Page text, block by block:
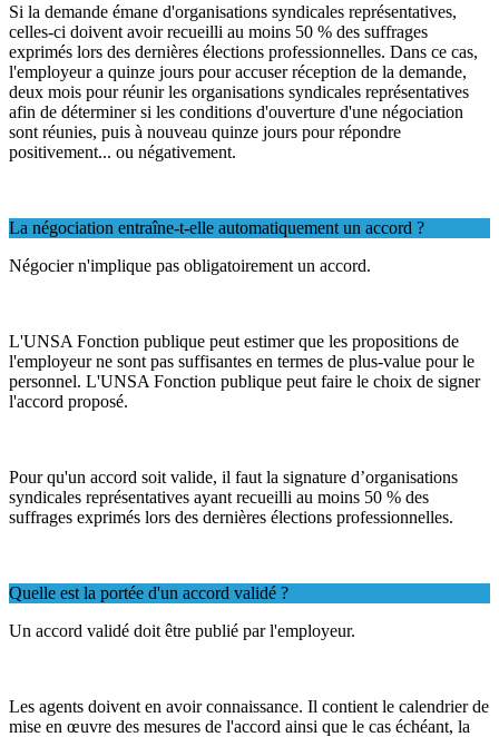
Si la demande émane d'organisations syndicales représentatives,
celles-ci doivent avoir recueilli au moins 50 % des suffrages
exprimés lors des dernières élections professionnelles. Dans ce cas,
l'employeur a quinze jours pour accuser réception de la demande,
deux mois pour réunir les organisations syndicales représentatives
afin de déterminer si les conditions d'ouverture d'une négociation
sont réunies, puis à nouveau quinze jours pour répondre
positivement... ou négativement.
La négociation entraîne-t-elle automatiquement un accord ?
Négocier n'implique pas obligatoirement un accord.
L'UNSA Fonction publique peut estimer que les propositions de
l'employeur ne sont pas suffisantes en termes de plus-value pour le
personnel. L'UNSA Fonction publique peut faire le choix de signer
l'accord proposé.
Pour qu'un accord soit valide, il faut la signature d’organisations
syndicales représentatives ayant recueilli au moins 50 % des
suffrages exprimés lors des dernières élections professionnelles.
Quelle est la portée d'un accord validé ?
Un accord validé doit être publié par l'employeur.
Les agents doivent en avoir connaissance. Il contient le calendrier de
mise en œuvre des mesures de l'accord ainsi que le cas échéant, la